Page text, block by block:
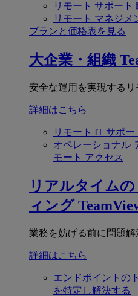
リモート サポート
リモート マネジメ
プランと価格表を見る
大企業・組織
安全な運用を実現するリ
詳細はこちら
リモート IT サポー
オペレーショナル
モート アクセス
リアルタイム
ィング
業務を妨げる前に問題解
詳細はこちら
エンドポイントの
を特定し解決する